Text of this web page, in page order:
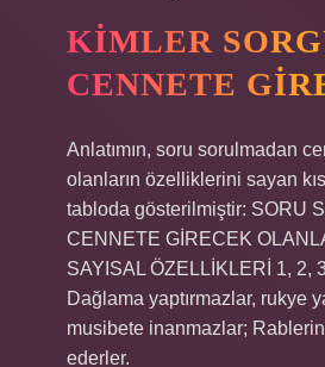
KIMLER
CENNETE
Anlatımın, soru sorulmadan
olanların özelliklerini sayan
tabloda gösterilmiştir: SORU
CENNETE GİRECEK
SAYISAL ÖZELLİKLERİ 1, 2,
Dağlama yaptırmazlar, rukye
musibete inanmazlar;
ederler.